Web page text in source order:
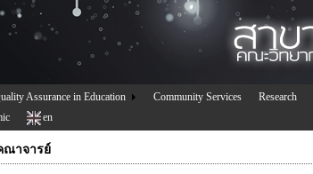
Assurance in Education Community Services Research
en
ณาจารย์